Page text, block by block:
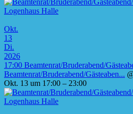
Okt.
13
Di.
2026
17:00 Beamtenrat/Bruderabend/
Beamtenrat/Bruderabend/Gästeaben...
Okt. 13 um 17:00 – 23:00